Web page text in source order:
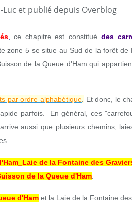
Luc et publié depuis Overblog
, ce chapitre est constitué des
zone 5 se situe au Sud de la forêt de
de la Queue d'Ham qui
par ordre alphabétique.
Et donc, le
parfois. En général, ces
aussi que plusieurs chemins,
de la Fontaine des
de la Queue d'Ham
d'Ham et la Laie de la Fontaine